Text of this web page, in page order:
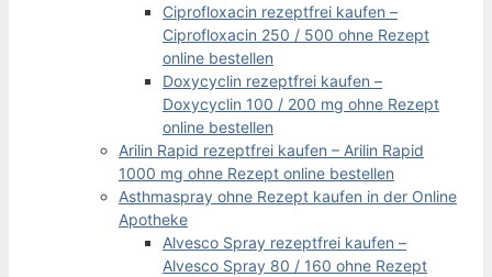
Ciprofloxacin rezeptfrei kaufen –
Ciprofloxacin 250 / 500 ohne Rezept
online bestellen
Doxycyclin rezeptfrei kaufen –
Doxycyclin 100 / 200 mg ohne Rezept
online bestellen
Arilin Rapid rezeptfrei kaufen – Arilin Rapid
1000 mg ohne Rezept online bestellen
Asthmaspray ohne Rezept kaufen in der Online
Apotheke
Alvesco Spray rezeptfrei kaufen –
Alvesco Spray 80 / 160 ohne Rezept